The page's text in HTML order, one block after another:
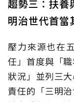
趨勢三：扶養
明治世代首當
壓力來源也在
任」首度與「
狀況」並列三
責任的「三明